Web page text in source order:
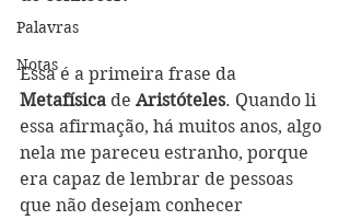
Palavras
Notas
Essa é a primeira frase da
Metafísica de Aristóteles. Quando li
essa afirmação, há muitos anos, algo
nela me pareceu estranho, porque
era capaz de lembrar de pessoas
que não desejam conhecer